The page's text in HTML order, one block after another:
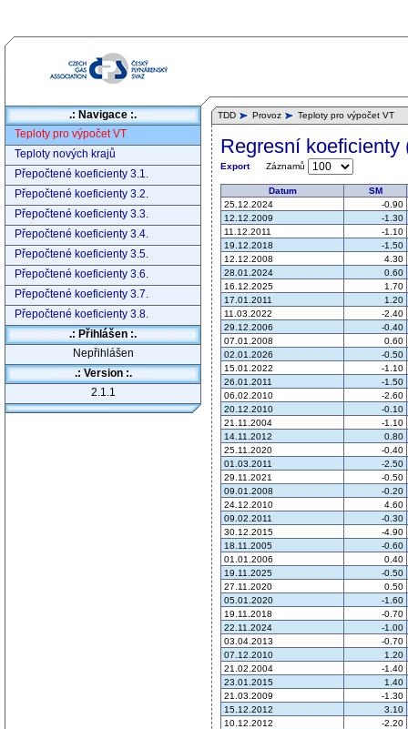
.: Navigace :.
Teploty pro výpočet VT
Teploty nových krajů
Přepočtené koeficienty 3.1.
Přepočtené koeficienty 3.2.
Přepočtené koeficienty 3.3.
Přepočtené koeficienty 3.4.
Přepočtené koeficienty 3.5.
Přepočtené koeficienty 3.6.
Přepočtené koeficienty 3.7.
Přepočtené koeficienty 3.8.
.: Přihlášen :.
Nepřihlášen
.: Version :.
2.1.1
TDD Provoz Teploty pro výpočet VT
Regresní koeficienty
Export Záznamů
Datum
SM
25.12.2024
-0.90
12.12.2009
-1.30
11.12.2011
-1.10
19.12.2018
-1.50
12.12.2008
4.30
28.01.2024
0.60
16.12.2025
1.70
17.01.2011
1.20
11.03.2022
-2.40
29.12.2006
-0.40
07.01.2008
0.60
02.01.2026
-0.50
15.01.2022
-1.10
26.01.2011
-1.50
06.02.2010
-2.60
20.12.2010
-0.10
21.11.2004
-1.10
14.11.2012
0.80
25.11.2020
-0.40
01.03.2011
-2.50
29.11.2021
-0.50
09.01.2008
-0.20
24.12.2010
4.60
09.02.2011
-0.30
30.12.2015
-4.90
18.11.2005
-0.60
01.01.2006
0.40
19.11.2025
-0.50
27.11.2020
0.50
05.01.2020
-1.60
19.11.2018
-0.70
22.11.2024
-1.00
03.04.2013
-0.70
07.12.2010
1.20
21.02.2004
-1.40
23.01.2015
1.40
21.03.2009
-1.30
15.12.2012
3.10
10.12.2012
-2.20